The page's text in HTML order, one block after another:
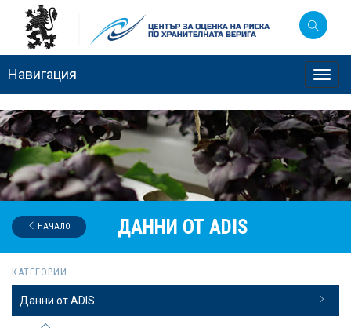
Навигация
ДАННИ ОТ ADIS
НАЧАЛО
КАТЕГОРИИ
Данни от ADIS